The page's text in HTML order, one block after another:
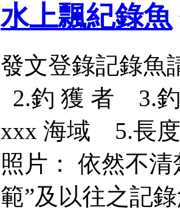
水上飄紀錄魚
發文登錄記錄
2.釣 獲 者 3.
xxx 海域 5.長度
照片： 依然不
範”及以往之記